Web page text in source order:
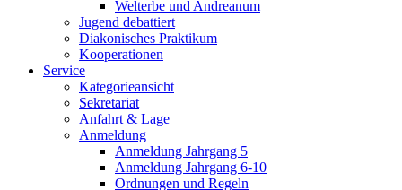
Welterbe und Andreanum
Jugend debattiert
Diakonisches Praktikum
Kooperationen
Service
Kategorieansicht
Sekretariat
Anfahrt & Lage
Anmeldung
Anmeldung Jahrgang 5
Anmeldung Jahrgang 6-10
Ordnungen und Regeln